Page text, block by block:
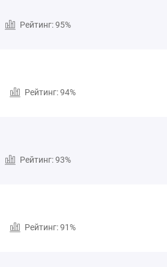
Рейтинг: 95%
Рейтинг: 94%
Рейтинг: 93%
Рейтинг: 91%